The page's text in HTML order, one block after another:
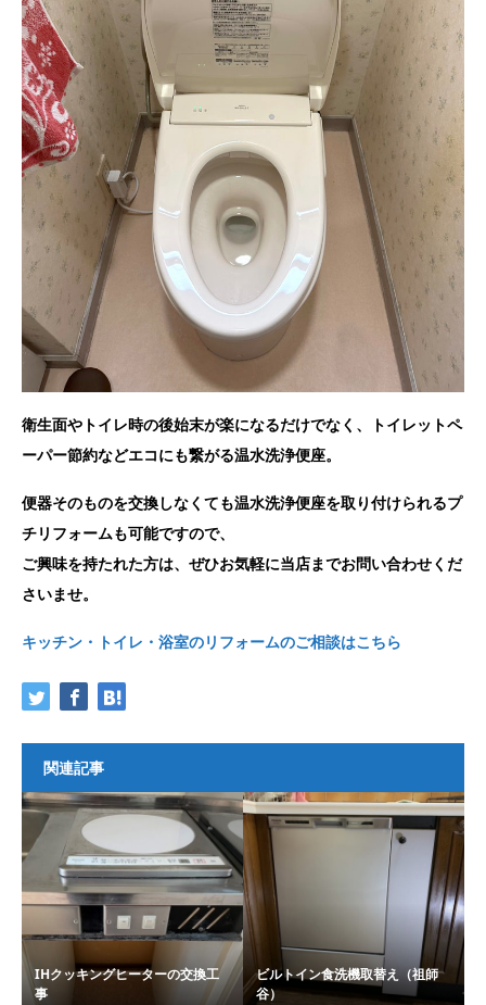
衛生面やトイレ時の後始末が楽になるだけでなく、トイレットペ
ーパー節約などエコにも繋がる温水洗浄便座。
便器そのものを交換しなくても温水洗浄便座を取り付けられるプ
チリフォームも可能ですので、
ご興味を持たれた方は、ぜひお気軽に当店までお問い合わせくだ
さいませ。
キッチン・トイレ・浴室のリフォームのご相談はこちら
関連記事
IHクッキングヒーターの交換工
事
ビルトイン食洗機取替え（祖師
谷）